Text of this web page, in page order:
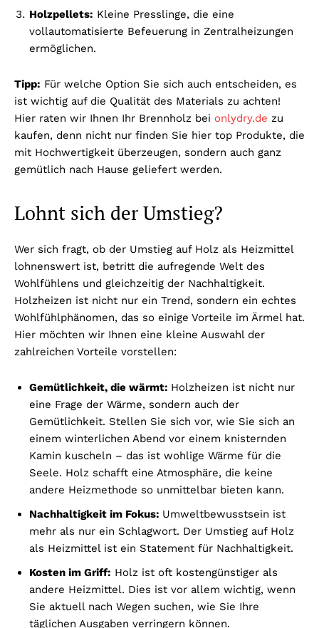
Holzpellets: Kleine Presslinge, die eine
vollautomatisierte Befeuerung in Zentralheizungen
ermöglichen.
Tipp: Für welche Option Sie sich auch entscheiden, es
ist wichtig auf die Qualität des Materials zu achten!
Hier raten wir Ihnen Ihr Brennholz bei onlydry.de zu
kaufen, denn nicht nur finden Sie hier top Produkte, die
mit Hochwertigkeit überzeugen, sondern auch ganz
gemütlich nach Hause geliefert werden.
Lohnt sich der Umstieg?
Wer sich fragt, ob der Umstieg auf Holz als Heizmittel
lohnenswert ist, betritt die aufregende Welt des
Wohlfühlens und gleichzeitig der Nachhaltigkeit.
Holzheizen ist nicht nur ein Trend, sondern ein echtes
Wohlfühlphänomen, das so einige Vorteile im Ärmel hat.
Hier möchten wir Ihnen eine kleine Auswahl der
zahlreichen Vorteile vorstellen:
Gemütlichkeit, die wärmt: Holzheizen ist nicht nur
eine Frage der Wärme, sondern auch der
Gemütlichkeit. Stellen Sie sich vor, wie Sie sich an
einem winterlichen Abend vor einem knisternden
Kamin kuscheln – das ist wohlige Wärme für die
Seele. Holz schafft eine Atmosphäre, die keine
andere Heizmethode so unmittelbar bieten kann.
Nachhaltigkeit im Fokus: Umweltbewusstsein ist
mehr als nur ein Schlagwort. Der Umstieg auf Holz
als Heizmittel ist ein Statement für Nachhaltigkeit.
Kosten im Griff: Holz ist oft kostengünstiger als
andere Heizmittel. Dies ist vor allem wichtig, wenn
Sie aktuell nach Wegen suchen, wie Sie Ihre
täglichen Ausgaben verringern können.